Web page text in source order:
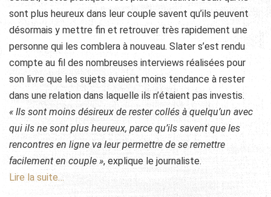
sont plus heureux dans leur couple savent qu’ils peuvent
désormais y mettre fin et retrouver très rapidement une
personne qui les comblera à nouveau. Slater s’est rendu
compte au fil des nombreuses interviews réalisées pour
son livre que les sujets avaient moins tendance à rester
dans une relation dans laquelle ils n’étaient pas investis.
« Ils sont moins désireux de rester collés à quelqu’un avec
qui ils ne sont plus heureux, parce qu’ils savent que les
rencontres en ligne va leur permettre de se remettre
facilement en couple », explique le journaliste.
Lire la suite…